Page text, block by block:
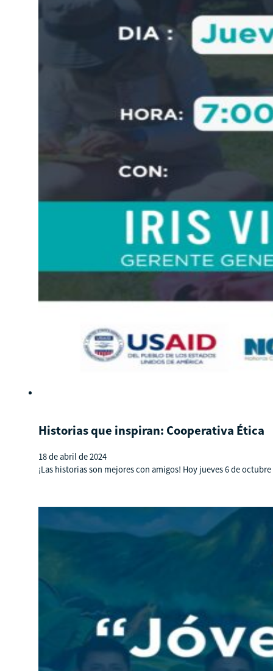
Historias que inspiran: Cooperativa Ética
18 de abril de 2024
¡Las historias son mejores con amigos! Hoy jueves 6 de